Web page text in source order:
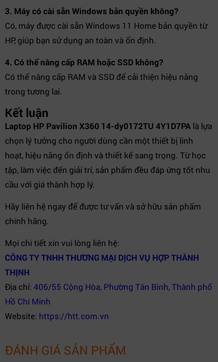
3. Máy có cài sẵn Windows bản quyền không?
Có, máy được cài sẵn Windows 11 Home bản quyền từ
HP, giúp bạn sử dụng an toàn và ổn định.
4. Có thể nâng cấp RAM hoặc SSD không?
Có thể nâng cấp RAM và SSD để cải thiện hiệu năng
trong tương lai.
Kết luận
Laptop HP Pavilion X360 14-dy0172TU 4Y1D7PA là lựa
chọn lý tưởng cho người dùng cần một thiết bị linh
hoạt, hiệu năng ổn định và thiết kế sang trọng. Từ học
tập, làm việc đến giải trí, sản phẩm đều đáp ứng tốt nhu
cầu với giá thành hợp lý.
Hãy liên hệ ngay để được tư vấn và sở hữu sản phẩm
chính hãng.
Mọi chi tiết xin vui lòng liên hệ:
CÔNG TY TNHH THƯƠNG MẠI DỊCH VỤ HỢP THÀNH
THỊNH
Địa chỉ: 406/55 Cộng Hòa, Phường Tân Bình, Thành phố
Hồ Chí Minh
Website: https://htt.com.vn
ĐÁNH GIÁ SẢN PHẨM